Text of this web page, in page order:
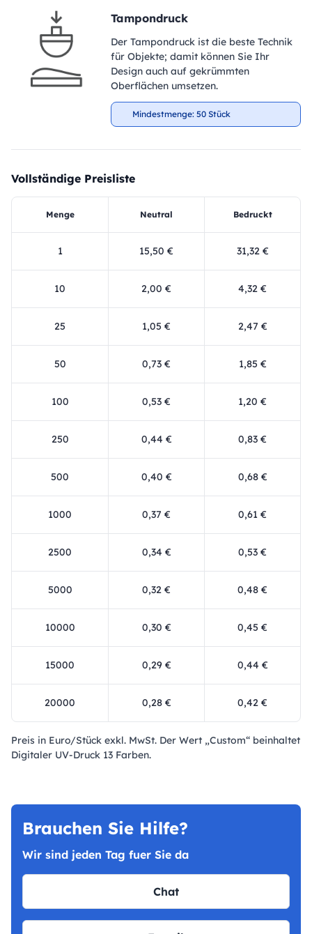
Tampondruck
Der Tampondruck ist die beste Technik
für Objekte; damit können Sie Ihr
Design auch auf gekrümmten
Oberflächen umsetzen.
Mindestmenge: 50 Stück
Vollständige Preisliste
Menge Neutral Bedruckt
1 15,50 € 31,32 €
10 2,00 € 4,32 €
25 1,05 € 2,47 €
50 0,73 € 1,85 €
100 0,53 € 1,20 €
250 0,44 € 0,83 €
500 0,40 € 0,68 €
1000 0,37 € 0,61 €
2500 0,34 € 0,53 €
5000 0,32 € 0,48 €
10000 0,30 € 0,45 €
15000 0,29 € 0,44 €
20000 0,28 € 0,42 €
Preis in Euro/Stück exkl. MwSt. Der Wert „Custom“ beinhaltet
Digitaler UV-Druck 13 Farben.
Brauchen Sie Hilfe?
Wir sind jeden Tag fuer Sie da
Chat